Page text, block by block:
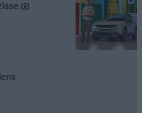
Škoda maina spēles
noteikumus: iepazīsti pilsētas